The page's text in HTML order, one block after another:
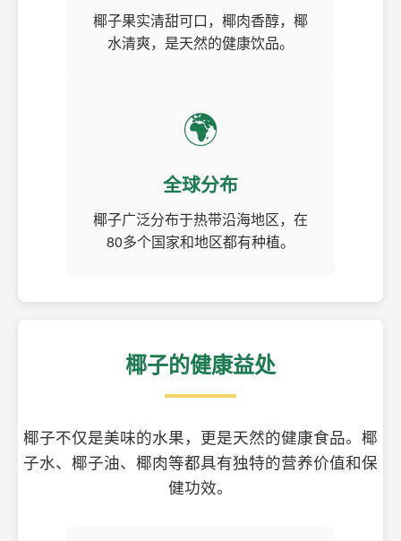
椰子果实清甜可口，椰肉香醇，椰
水清爽，是天然的健康饮品。
🌍
全球分布
椰子广泛分布于热带沿海地区，在
80多个国家和地区都有种植。
椰子的健康益处
椰子不仅是美味的水果，更是天然的健康食品。椰
子水、椰子油、椰肉等都具有独特的营养价值和保
健功效。